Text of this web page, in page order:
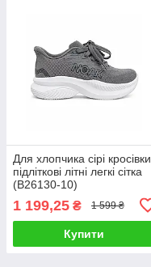
Для хлопчика сірі кросівки
підліткові літні легкі сітка
(B26130-10)
1 199,25 ₴ 1 599 ₴
Купити